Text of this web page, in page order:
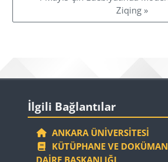
Ziqing »
Bloklar
İlgili Bağlantılar
ANKARA ÜNIVERSITESI
KÜTÜPHANE VE
DAIRE BAŞKANLIĞI